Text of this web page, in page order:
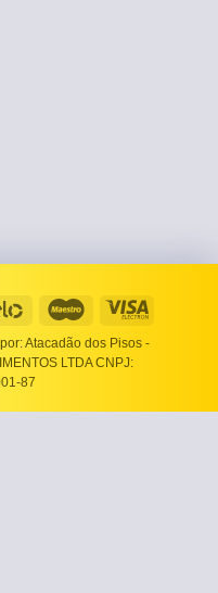
Atacadão dos Pisos -
LTDA CNPJ:
87